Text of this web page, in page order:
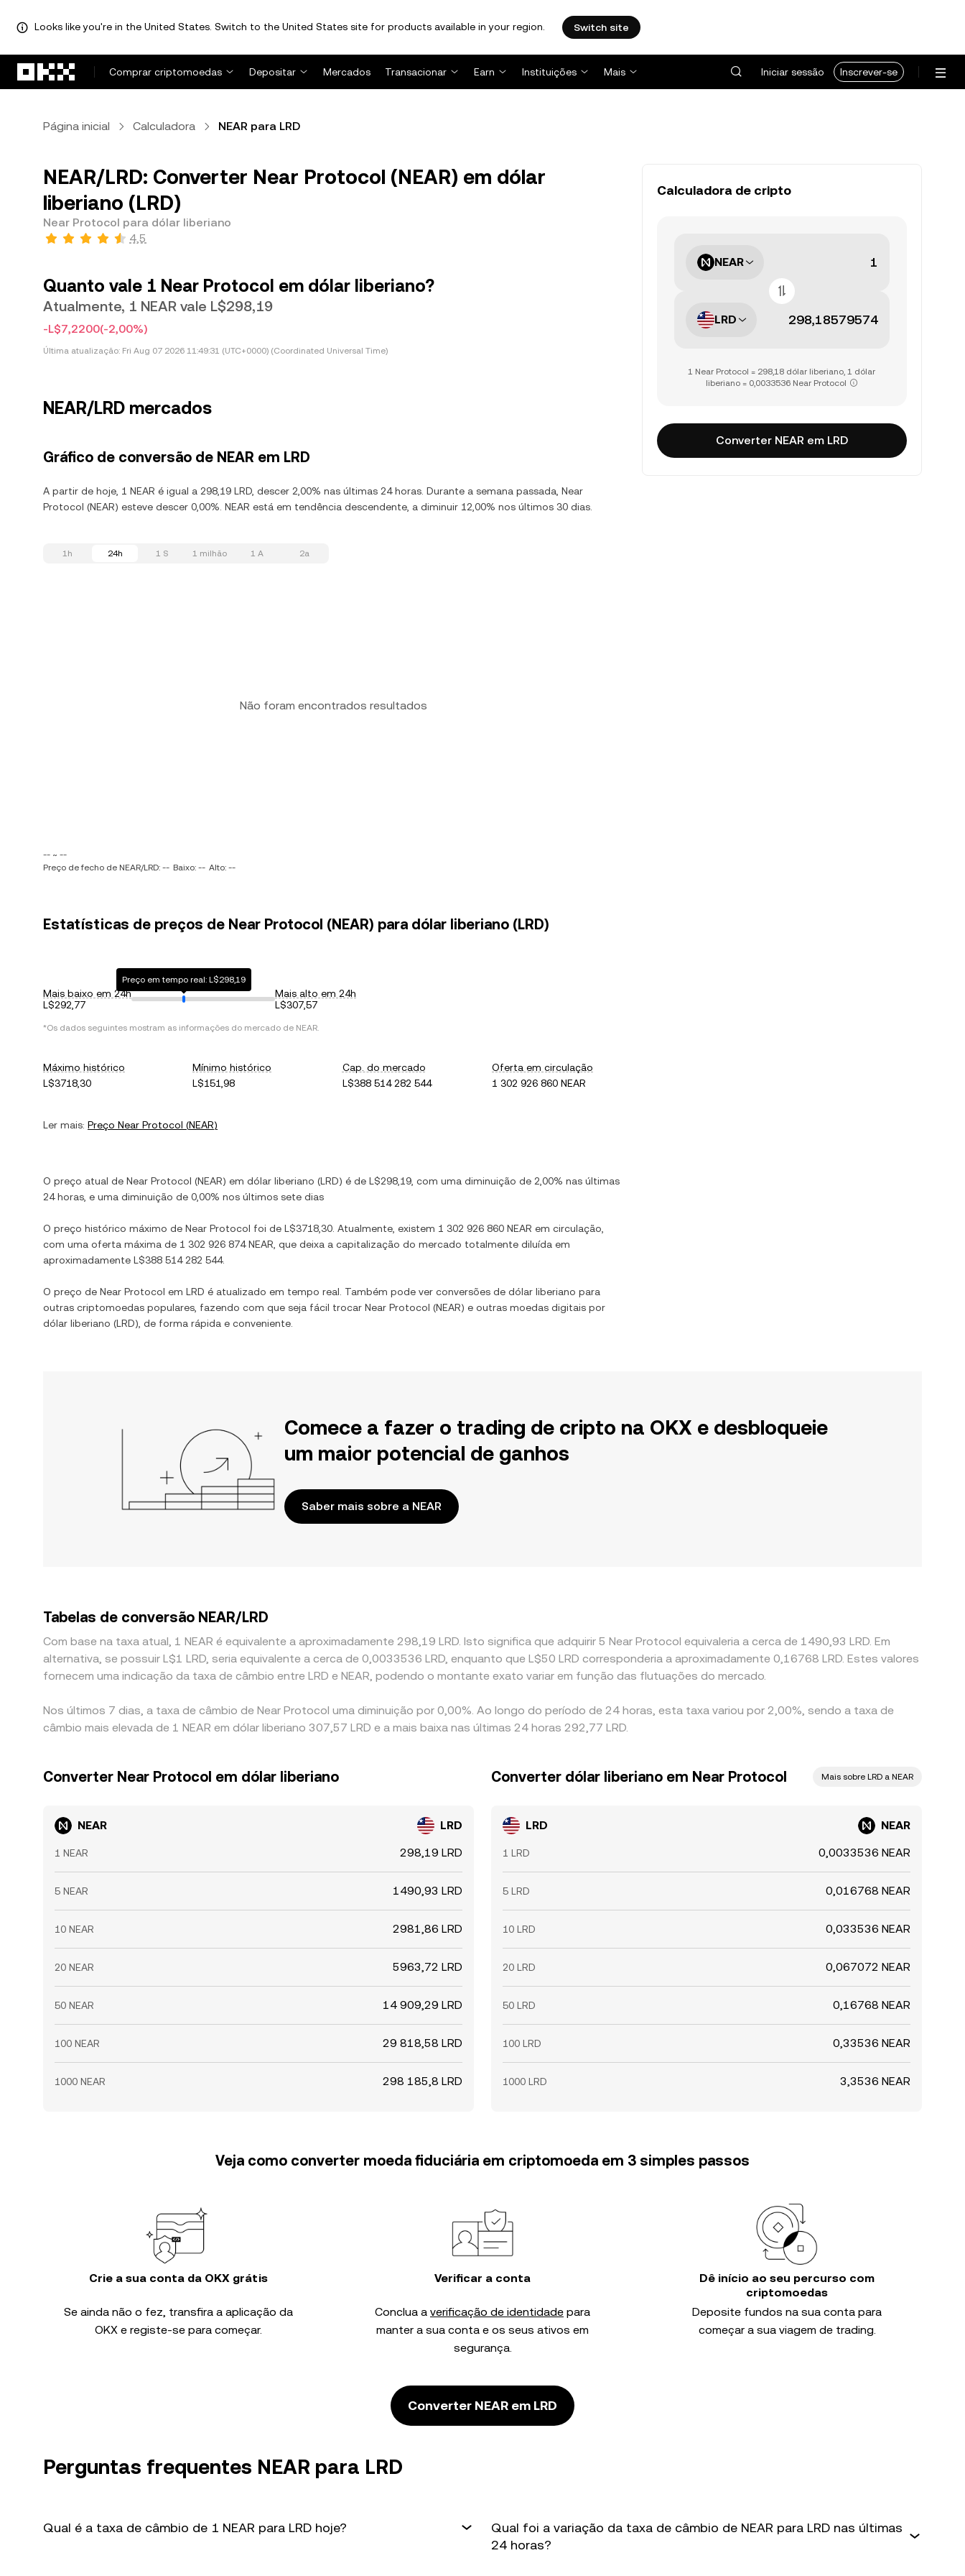
Looks like you're in the United States. Switch to the United States site for products available in your region. Switch site
Comprar criptomoedas
Depositar Mercados Transacionar Earn Instituições Mais Iniciar sessão Inscrever-se
Página inicial Calculadora NEAR para LRD
NEAR/LRD: Converter Near Protocol (NEAR) em dólar
liberiano (LRD)
Near Protocol para dólar liberiano
4,5
Quanto vale 1 Near Protocol em dólar liberiano?
Atualmente, 1 NEAR vale L$298,19
-L$7,2200(-2,00%)
Última atualização: Fri Aug 07 2026 11:49:31 (UTC+0000) (Coordinated Universal Time)
NEAR/LRD mercados
Gráfico de conversão de NEAR em LRD
A partir de hoje, 1 NEAR é igual a 298,19 LRD, descer 2,00% nas últimas 24 horas. Durante a semana passada, Near
Protocol (NEAR) esteve descer 0,00%. NEAR está em tendência descendente, a diminuir 12,00% nos últimos 30 dias.
1h 24h 1 S 1 milhão 1 A 2a
Não foram encontrados resultados
-- ~ --
Preço de fecho de NEAR/LRD: -- Baixo: -- Alto: --
Estatísticas de preços de Near Protocol (NEAR) para dólar liberiano (LRD)
Mais baixo em 24h
L$292,77
Preço em tempo real: L$298,19
Mais alto em 24h
L$307,57
*Os dados seguintes mostram as informações do mercado de NEAR.
Máximo histórico
L$3718,30
Mínimo histórico
L$151,98
Cap. do mercado
L$388 514 282 544
Oferta em circulação
1 302 926 860 NEAR
Ler mais: Preço Near Protocol (NEAR)
O preço atual de Near Protocol (NEAR) em dólar liberiano (LRD) é de L$298,19 , com uma diminuição de 2,00% nas últimas
24 horas, e uma diminuição de 0,00% nos últimos sete dias
O preço histórico máximo de Near Protocol foi de L$3718,30 . Atualmente, existem 1 302 926 860 NEAR em circulação,
com uma oferta máxima de 1 302 926 874 NEAR , que deixa a capitalização do mercado totalmente diluída em
aproximadamente L$388 514 282 544.
O preço de Near Protocol em LRD é atualizado em tempo real. Também pode ver conversões de dólar liberiano para
outras criptomoedas populares, fazendo com que seja fácil trocar Near Protocol (NEAR) e outras moedas digitais por
dólar liberiano (LRD), de forma rápida e conveniente.
Calculadora de cripto
NEAR
LRD
1 Near Protocol = 298,18 dólar liberiano, 1 dólar
liberiano = 0,0033536 Near Protocol
Converter NEAR em LRD
Comece a fazer o trading de cripto na OKX e desbloqueie
um maior potencial de ganhos
Saber mais sobre a NEAR
Tabelas de conversão NEAR/LRD
Com base na taxa atual, 1 NEAR é equivalente a aproximadamente 298,19 LRD. Isto significa que adquirir 5 Near Protocol equivaleria a cerca de 1490,93 LRD. Em
alternativa, se possuir L$1 LRD, seria equivalente a cerca de 0,0033536 LRD, enquanto que L$50 LRD corresponderia a aproximadamente 0,16768 LRD. Estes valores
fornecem uma indicação da taxa de câmbio entre LRD e NEAR, podendo o montante exato variar em função das flutuações do mercado.
Nos últimos 7 dias, a taxa de câmbio de Near Protocol uma diminuição por 0,00%. Ao longo do período de 24 horas, esta taxa variou por 2,00%, sendo a taxa de
câmbio mais elevada de 1 NEAR em dólar liberiano 307,57 LRD e a mais baixa nas últimas 24 horas 292,77 LRD.
Converter Near Protocol em dólar liberiano
NEAR LRD
1 NEAR 298,19 LRD
5 NEAR 1490,93 LRD
10 NEAR 2981,86 LRD
20 NEAR 5963,72 LRD
50 NEAR 14 909,29 LRD
100 NEAR 29 818,58 LRD
1000 NEAR 298 185,8 LRD
Converter dólar liberiano em Near Protocol Mais sobre LRD a NEAR
LRD NEAR
1 LRD 0,0033536 NEAR
5 LRD 0,016768 NEAR
10 LRD 0,033536 NEAR
20 LRD 0,067072 NEAR
50 LRD 0,16768 NEAR
100 LRD 0,33536 NEAR
1000 LRD 3,3536 NEAR
Veja como converter moeda fiduciária em criptomoeda em 3 simples passos
Crie a sua conta da OKX grátis
Se ainda não o fez, transfira a aplicação da
OKX e registe-se para começar.
Verificar a conta
Conclua a verificação de identidade para
manter a sua conta e os seus ativos em
segurança.
Dê início ao seu percurso com
criptomoedas
Deposite fundos na sua conta para
começar a sua viagem de trading.
Converter NEAR em LRD
Perguntas frequentes NEAR para LRD
Qual é a taxa de câmbio de 1 NEAR para LRD hoje?
Qual foi a variação da taxa de câmbio de NEAR para LRD nas últimas
24 horas?